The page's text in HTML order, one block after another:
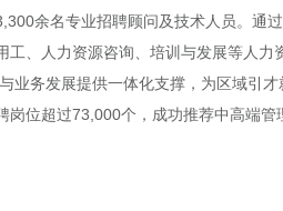
余名专业招聘顾问及技术人员。通
、人力资源咨询、培训与发展等人
务发展提供一体化支撑，为区域引
位超过73,000个，成功推荐中高端